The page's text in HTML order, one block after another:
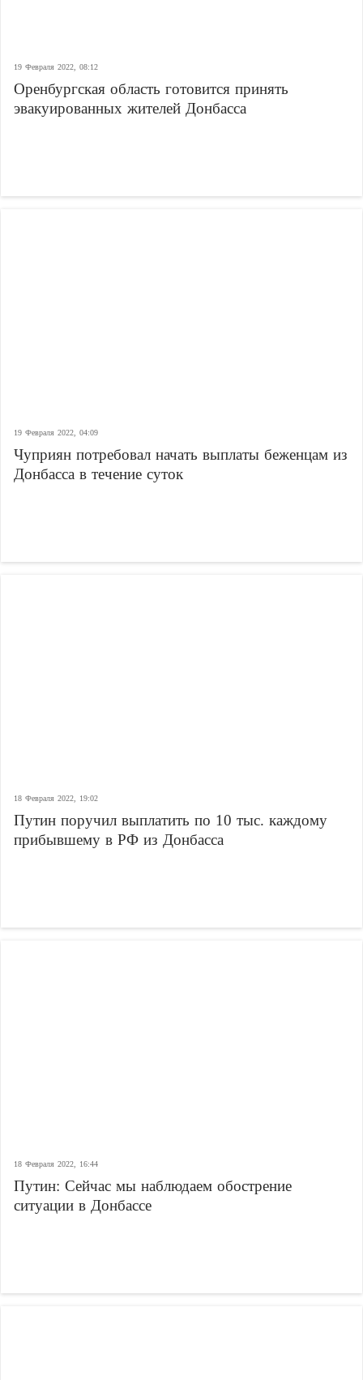
19 Февраля 2022, 08:12
Оренбургская область готовится принять
эвакуированных жителей Донбасса
19 Февраля 2022, 04:09
Чуприян потребовал начать выплаты беженцам из
Донбасса в течение суток
18 Февраля 2022, 19:02
Путин поручил выплатить по 10 тыс. каждому
прибывшему в РФ из Донбасса
18 Февраля 2022, 16:44
Путин: Сейчас мы наблюдаем обострение
ситуации в Донбассе